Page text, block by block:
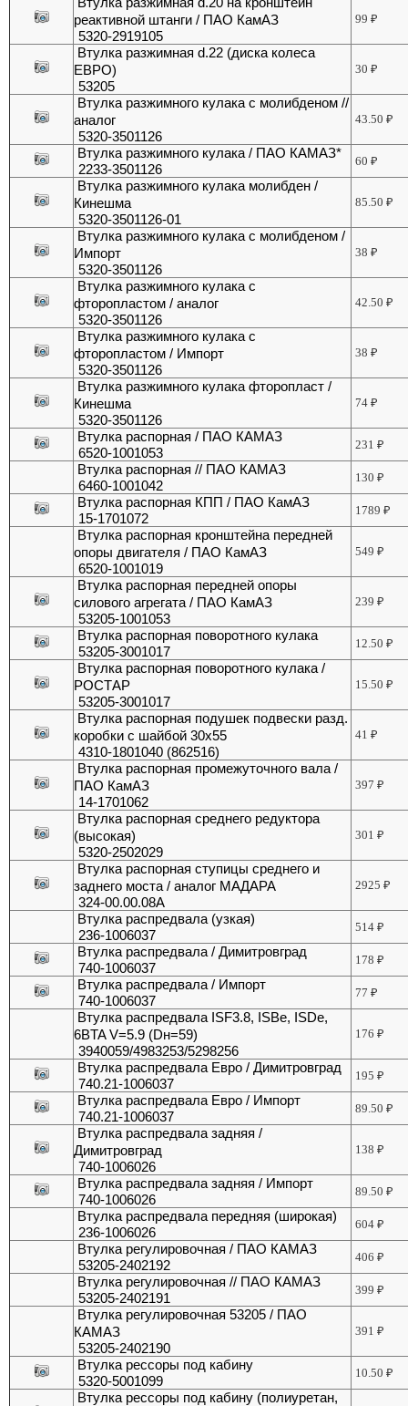
реактивной штанги / ПАО КамАЗ
5320-2919105
99₽
Втулка разжимная d.22 (диска колеса
ЕВРО)
53205
30₽
Втулка разжимного кулака с молибденом //
аналог
5320-3501126
43.50₽
Втулка разжимного кулака / ПАО КАМАЗ*
2233-3501126
60₽
Втулка разжимного кулака молибден /
Кинешма
5320-3501126-01
85.50₽
Втулка разжимного кулака с молибденом /
Импорт
5320-3501126
38₽
Втулка разжимного кулака с
фторопластом / аналог
5320-3501126
42.50₽
Втулка разжимного кулака с
фторопластом / Импорт
5320-3501126
38₽
Втулка разжимного кулака фторопласт /
Кинешма
5320-3501126
74₽
Втулка распорная / ПАО КАМАЗ
6520-1001053
231₽
Втулка распорная // ПАО КАМАЗ
6460-1001042
130₽
Втулка распорная КПП / ПАО КамАЗ
15-1701072
1789₽
Втулка распорная кронштейна передней
опоры двигателя / ПАО КамАЗ
6520-1001019
549₽
Втулка распорная передней опоры
силового агрегата / ПАО КамАЗ
53205-1001053
239₽
Втулка распорная поворотного кулака
53205-3001017
12.50₽
Втулка распорная поворотного кулака /
РОСТАР
53205-3001017
15.50₽
Втулка распорная подушек подвески разд.
коробки с шайбой 30х55
4310-1801040 (862516)
41₽
Втулка распорная промежуточного вала /
ПАО КамАЗ
14-1701062
397₽
Втулка распорная среднего редуктора
(высокая)
5320-2502029
301₽
Втулка распорная ступицы среднего и
заднего моста / аналог МАДАРА
324-00.00.08А
2925₽
Втулка распредвала (узкая)
236-1006037
514₽
Втулка распредвала / Димитровград
740-1006037
178₽
Втулка распредвала / Импорт
740-1006037
77₽
Втулка распредвала ISF3.8, ISBe, ISDe,
6BTA V=5.9 (Dн=59)
3940059/4983253/5298256
176₽
Втулка распредвала Евро / Димитровград
740.21-1006037
195₽
Втулка распредвала Евро / Импорт
740.21-1006037
89.50₽
Втулка распредвала задняя /
Димитровград
740-1006026
138₽
Втулка распредвала задняя / Импорт
740-1006026
89.50₽
Втулка распредвала передняя (широкая)
236-1006026
604₽
Втулка регулировочная / ПАО КАМАЗ
53205-2402192
406₽
Втулка регулировочная // ПАО КАМАЗ
53205-2402191
399₽
Втулка регулировочная 53205 / ПАО
КАМАЗ
53205-2402190
391₽
Втулка рессоры под кабину
5320-5001099
10.50₽
Втулка рессоры под кабину (полиуретан,